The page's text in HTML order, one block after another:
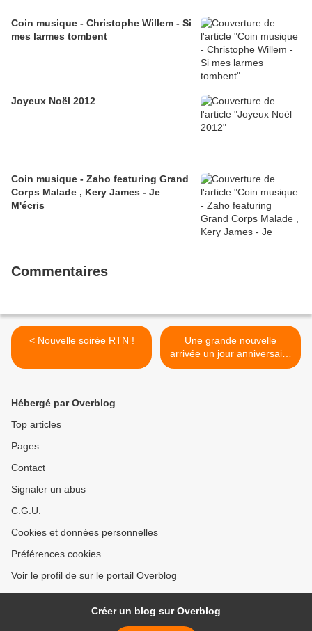
Coin musique - Christophe Willem - Si
mes larmes tombent
Joyeux Noël 2012
Coin musique - Zaho featuring Grand
Corps Malade , Kery James - Je
M'écris
Commentaires
< Nouvelle soirée RTN !
Une grande nouvelle
arrivée un jour anniversaire
! >
Hébergé par Overblog
Top articles
Pages
Contact
Signaler un abus
C.G.U.
Cookies et données personnelles
Préférences cookies
Voir le profil de sur le portail Overblog
Créer un blog sur Overblog